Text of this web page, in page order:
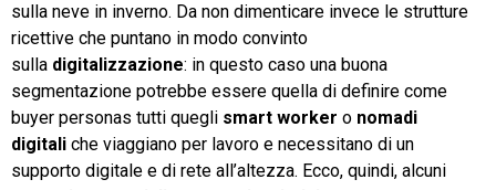
sulla neve in inverno. Da non dimenticare invece le strutture
ricettive che puntano in modo convinto
sulla digitalizzazione: in questo caso una buona
segmentazione potrebbe essere quella di definire come
buyer personas tutti quegli smart worker o nomadi
digitali che viaggiano per lavoro e necessitano di un
supporto digitale e di rete all’altezza. Ecco, quindi, alcuni